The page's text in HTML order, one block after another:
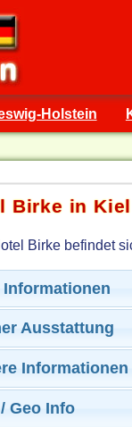
Holstein
Birke in Kiel
Birke befindet
Informationen
Ausstattung
Informationen
Geo Info